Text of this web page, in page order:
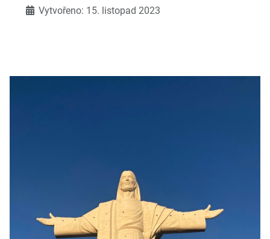
Vytvořeno: 15. listopad 2023